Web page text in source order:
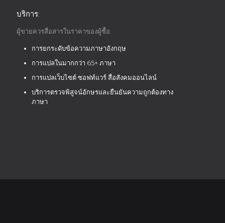
บริการ:
ผู้ขายควรสื่อสารในราคาของผู้ซื้อ.
การยกระดับข้อความภาษาอังกฤษ
การแปลในมากกว่า 65+ ภาษา
การแปลเว็บไซต์ ซอฟท์แวร์ สื่อสังคมออนไลน์
บริการตรวจพิสูจน์อักษรและยืนยันความถูกต้องทาง
ภาษา